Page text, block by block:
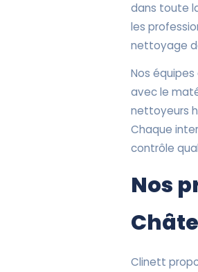
dans toute
les
nettoyage
Nos
avec le
nettoyeurs
Chaque
contrôle
Nos
Clinett